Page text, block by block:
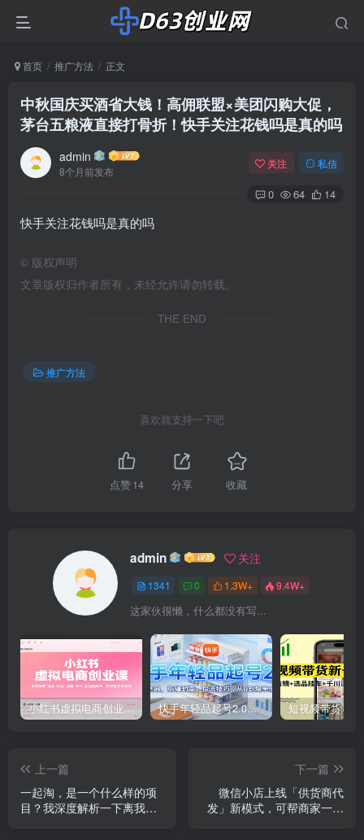
首页 推广方法 正文
中秋国庆买酒省大钱！高佣联盟×美团闪购大促，
茅台五粮液直接打骨折！快手关注花钱吗是真的吗
admin
8个月前发布
关注 私信
0 64 14
快手关注花钱吗是真的吗
© 版权声明
文章版权归作者所有，未经允许请勿转载。
THE END
推广方法
喜欢就支持一下吧
点赞14 分享 收藏
admin 关注
1341 0 1.3W+ 9.4W+
这家伙很懒，什么都没有写...
小红书虚拟电商创业课，系统拆解选品-内容-流量-变现，实现零成本变现 快手年轻品起号2.0：养号选品，剪辑封面，投流技巧，从0到爆单全流程
上一篇
一起淘，是一个什么样的项
目？我深度解析一下离我最
下一篇
微信小店上线「供货商代
发」新模式，可帮商家一件